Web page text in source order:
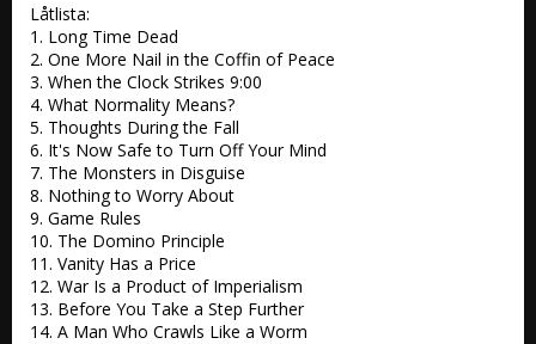
Låtlista:
1. Long Time Dead
2. One More Nail in the Coffin of Peace
3. When the Clock Strikes 9:00
4. What Normality Means?
5. Thoughts During the Fall
6. It's Now Safe to Turn Off Your Mind
7. The Monsters in Disguise
8. Nothing to Worry About
9. Game Rules
10. The Domino Principle
11. Vanity Has a Price
12. War Is a Product of Imperialism
13. Before You Take a Step Further
14. A Man Who Crawls Like a Worm